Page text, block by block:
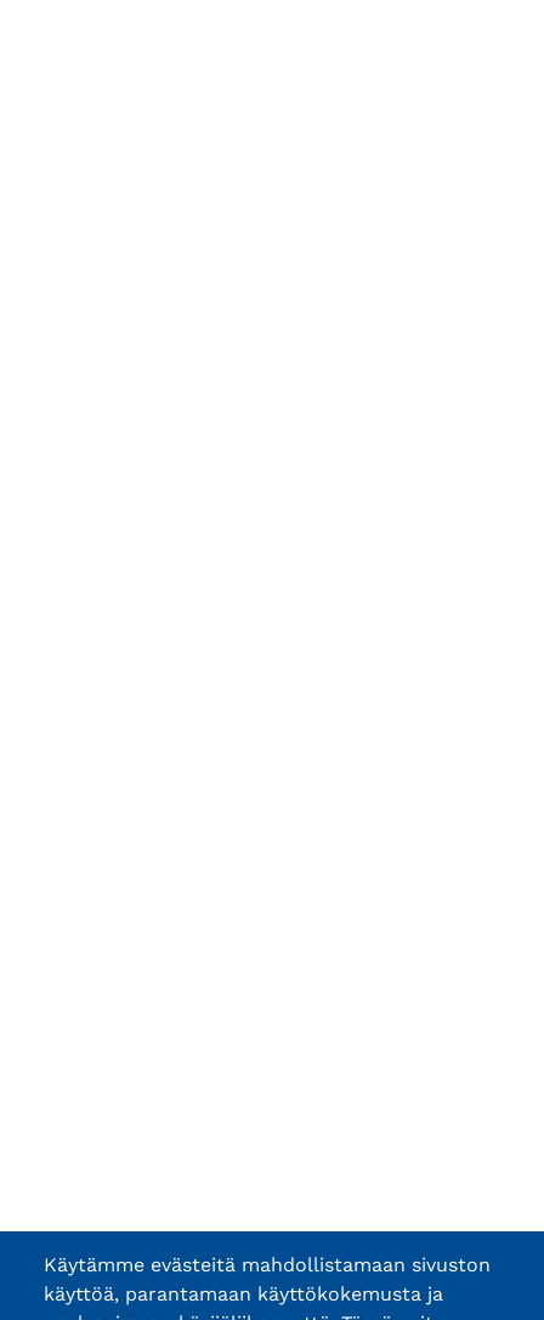
Käytämme evästeitä mahdollistamaan sivuston
käyttöä, parantamaan käyttökokemusta ja